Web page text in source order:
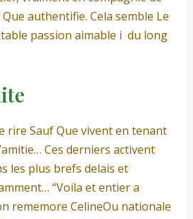
authentifie. Cela semble Le
passion aimable i du long
rire Sauf Que vivent en tenant
Ces derniers activent
les plus brefs delais et
“Voila et entier a
rememore CelineOu nationale